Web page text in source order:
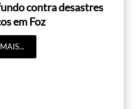
contra desastres
em Foz